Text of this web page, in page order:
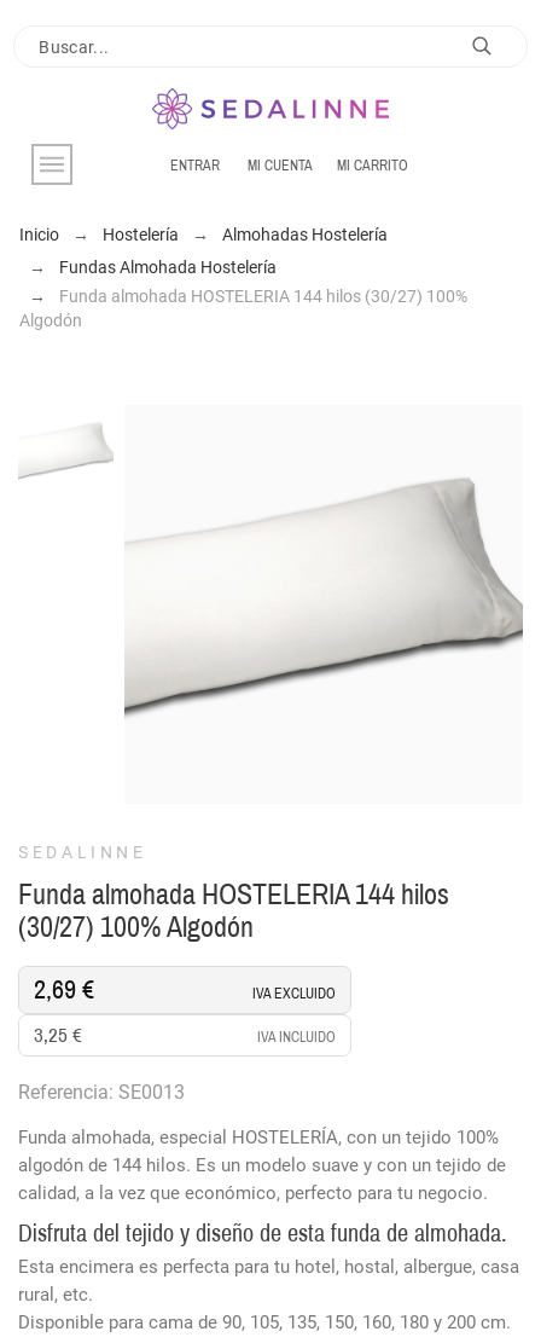
ENTRAR MI CUENTA MI CARRITO
Inicio Hostelería
Almohadas Hostelería
Fundas Almohada Hostelería
Funda almohada HOSTELERIA 144 hilos (30/27) 100%
Algodón
SEDALINNE
Funda almohada HOSTELERIA 144 hilos
(30/27) 100% Algodón
2,69 € IVA EXCLUIDO
3,25 € IVA INCLUIDO
Referencia: SE0013
Funda almohada, especial HOSTELERÍA, con un tejido 100%
algodón de 144 hilos. Es un modelo suave y con un tejido de
calidad, a la vez que económico, perfecto para tu negocio.
Disfruta del tejido y diseño de esta funda de almohada.
Esta encimera es perfecta para tu hotel, hostal, albergue, casa
rural, etc.
Disponible para cama de 90, 105, 135, 150, 160, 180 y 200 cm.